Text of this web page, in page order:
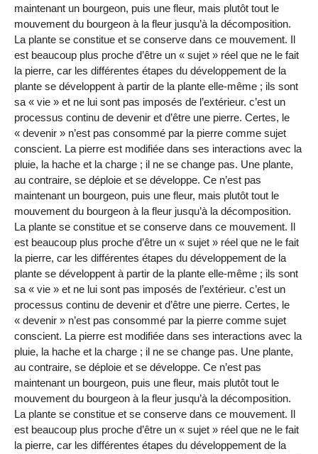
maintenant un bourgeon, puis une fleur, mais plutôt tout le
mouvement du bourgeon à la fleur jusqu’à la décomposition.
La plante se constitue et se conserve dans ce mouvement. Il
est beaucoup plus proche d’être un « sujet » réel que ne le fait
la pierre, car les différentes étapes du développement de la
plante se développent à partir de la plante elle-même ; ils sont
sa « vie » et ne lui sont pas imposés de l’extérieur. c’est un
processus continu de devenir et d’être une pierre. Certes, le
« devenir » n’est pas consommé par la pierre comme sujet
conscient. La pierre est modifiée dans ses interactions avec la
pluie, la hache et la charge ; il ne se change pas. Une plante,
au contraire, se déploie et se développe. Ce n’est pas
maintenant un bourgeon, puis une fleur, mais plutôt tout le
mouvement du bourgeon à la fleur jusqu’à la décomposition.
La plante se constitue et se conserve dans ce mouvement. Il
est beaucoup plus proche d’être un « sujet » réel que ne le fait
la pierre, car les différentes étapes du développement de la
plante se développent à partir de la plante elle-même ; ils sont
sa « vie » et ne lui sont pas imposés de l’extérieur. c’est un
processus continu de devenir et d’être une pierre. Certes, le
« devenir » n’est pas consommé par la pierre comme sujet
conscient. La pierre est modifiée dans ses interactions avec la
pluie, la hache et la charge ; il ne se change pas. Une plante,
au contraire, se déploie et se développe. Ce n’est pas
maintenant un bourgeon, puis une fleur, mais plutôt tout le
mouvement du bourgeon à la fleur jusqu’à la décomposition.
La plante se constitue et se conserve dans ce mouvement. Il
est beaucoup plus proche d’être un « sujet » réel que ne le fait
la pierre, car les différentes étapes du développement de la